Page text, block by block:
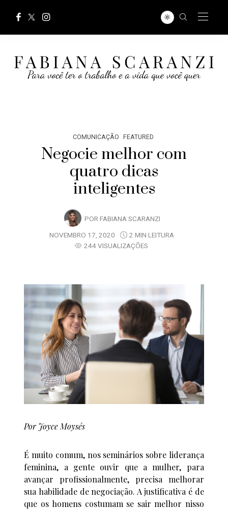
COMUNICAÇÃO FEATURED
Negocie melhor com
quatro dicas
inteligentes
POR FABIANA SCARANZI
NOVEMBRO 17, 2020
2 MIN LEITURA
244 VISUALIZAÇÕES
Por Joyce Moysés
É muito comum, nos seminários sobre liderança
feminina, a gente ouvir que a mulher, para
avançar profissionalmente, precisa melhorar
sua habilidade de negociação. A justificativa é de
que os homens costumam se sair melhor nisso